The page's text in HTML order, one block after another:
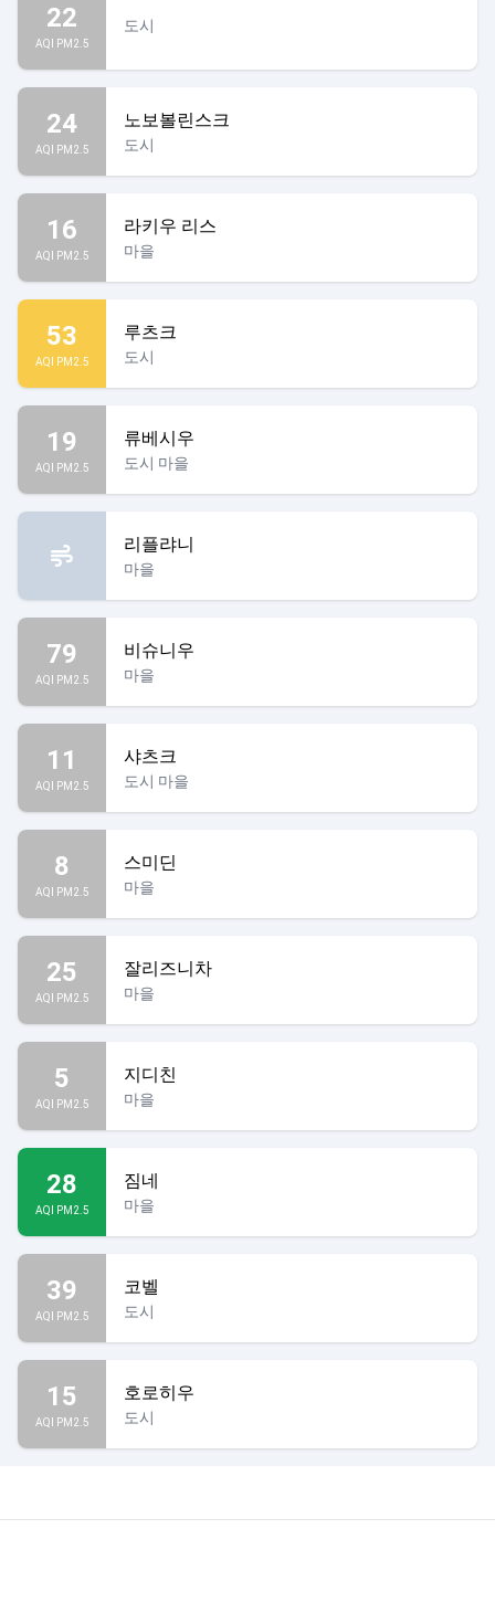
22
AQI PM2.5
도시
24
AQI PM2.5
노보볼린스크
도시
16
AQI PM2.5
라키우 리스
마을
53
AQI PM2.5
루츠크
도시
19
AQI PM2.5
류베시우
도시 마을
리플랴니
마을
79
AQI PM2.5
비슈니우
마을
11
AQI PM2.5
샤츠크
도시 마을
8
AQI PM2.5
스미딘
마을
25
AQI PM2.5
잘리즈니차
마을
5
AQI PM2.5
지디친
마을
28
AQI PM2.5
짐네
마을
39
AQI PM2.5
코벨
도시
15
AQI PM2.5
호로히우
도시